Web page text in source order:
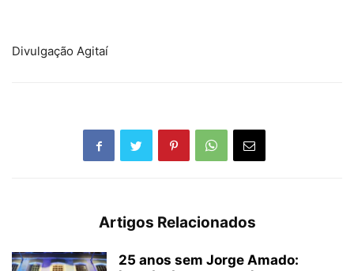
Divulgação Agitaí
Artigos Relacionados
25 anos sem Jorge Amado: